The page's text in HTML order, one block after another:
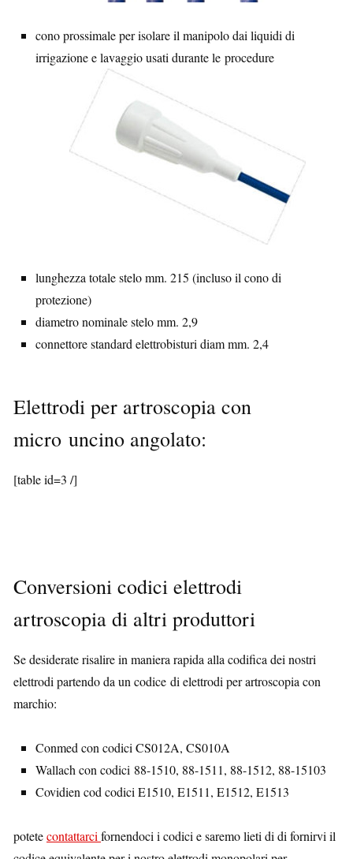
cono prossimale per isolare il manipolo dai liquidi di
irrigazione e lavaggio usati durante le procedure
lunghezza totale stelo mm. 215 (incluso il cono di
protezione)
diametro nominale stelo mm. 2,9
connettore standard elettrobisturi diam mm. 2,4
Elettrodi per artroscopia con
micro uncino angolato:
[table id=3 /]
Conversioni codici elettrodi
artroscopia di altri produttori
Se desiderate risalire in maniera rapida alla codifica dei nostri
elettrodi partendo da un codice di elettrodi per artroscopia con
marchio:
Conmed con codici CS012A, CS010A
Wallach con codici 88-1510, 88-1511, 88-1512, 88-15103
Covidien cod codici E1510, E1511, E1512, E1513
potetecontattarci fornendoci i codici e saremo lieti di di fornirvi il